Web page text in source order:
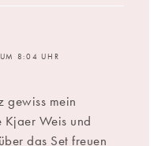
8:04 UHR
gewiss mein
Kjaer Weis und
das Set freuen